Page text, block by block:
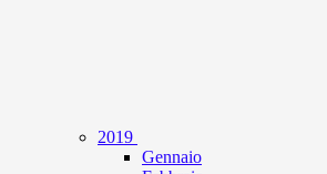
2019
Gennaio